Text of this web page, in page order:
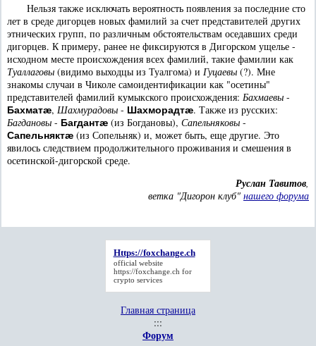
Нельзя также исключать вероятность появления за последние сто
лет в среде дигорцев новых фамилий за счет представителей других
этнических групп, по различным обстоятельствам оседавших среди
дигорцев. К примеру, ранее не фиксируются в Дигорском ущелье -
исходном месте происхождения всех фамилий, такие фамилии как
Туаллаговы (видимо выходцы из Туалгома) и Гуцаевы (?). Мне
знакомы случаи в Чиколе самоидентификации как "осетины"
представителей фамилий кумыкского происхождения: Бахмаевы -
Бахматæ, Шахмурадовы - Шахморадтæ. Также из русских:
Багдановы - Багдантæ (из Богдановы), Сапельняковы -
Сапельняктæ (из Сопельняк) и, может быть, еще другие. Это
явилось следствием продолжительного проживания и смешения в
осетинской-дигорской среде.
Руслан Тавитов,
ветка "Дигорон клуб" нашего форума
Https://foxchange.ch
official website
https://foxchange.chfor
crypto services
Главная страница
:::
Форум